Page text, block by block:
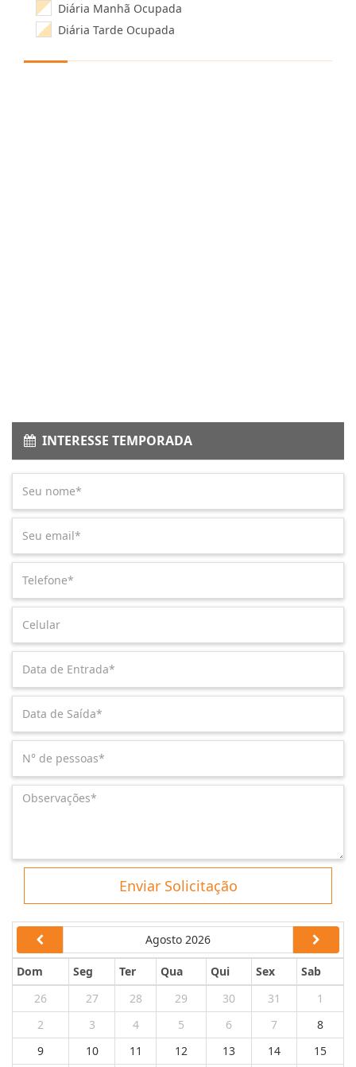
Diária Manhã Ocupada
Diária Tarde Ocupada
INTERESSE TEMPORADA
Enviar Solicitação
Agosto 2026
Dom Seg Ter Qua Qui Sex
Sab
26
27 28 29 30 31
1
2
3 4 5 6 7
8
9
10 11 12 13 14
15